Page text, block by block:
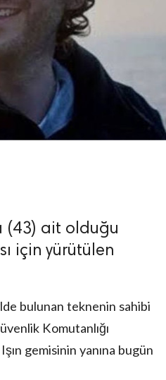
(43) ait olduğu
için yürütülen
bulunan teknenin sahibi
Komutanlığı
gemisinin yanına bugün